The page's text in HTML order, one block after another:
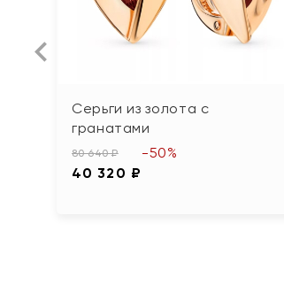
Серьги из золота с
гранатами
80 640 ₽
40 320 ₽
-50%